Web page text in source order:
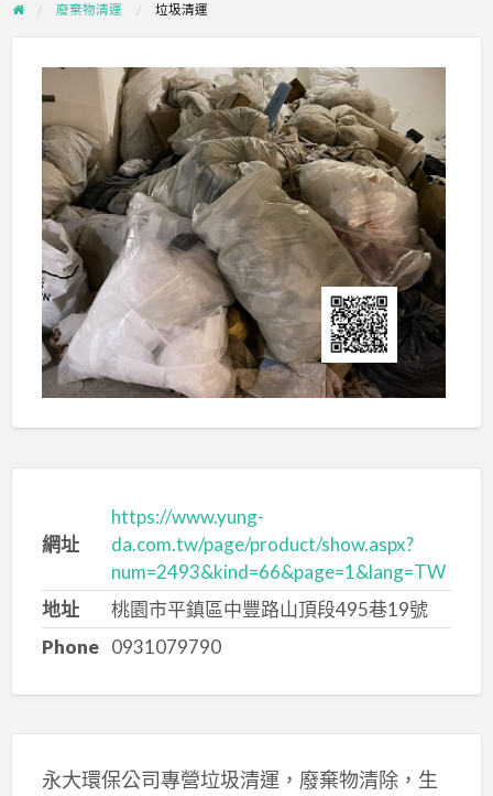
廢棄物清運 垃圾清運
網址
https://www.yung-
da.com.tw/page/product/show.aspx?
num=2493&kind=66&page=1&lang=TW
地址
桃園市平鎮區中豐路山頂段495巷19號
Phone 0931079790
永大環保公司專營垃圾清運，廢棄物清除，生